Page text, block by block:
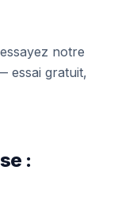
essayez notre
essai gratuit,
: